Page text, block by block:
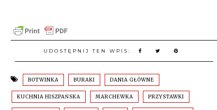
UDOSTĘPNIJ TEN WPIS:
BOTWINKA BURAKI DANIA GŁÓWNE
KUCHNIA HISZPAŃSKA MARCHEWKA PRZYSTAWKI